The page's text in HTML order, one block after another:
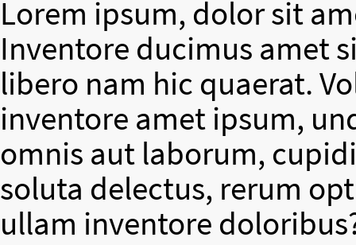
Lorem ipsum, dolor sit
Inventore ducimus amet
libero nam hic quaerat.
inventore amet ipsum,
omnis aut laborum,
soluta delectus, rerum
ullam inventore